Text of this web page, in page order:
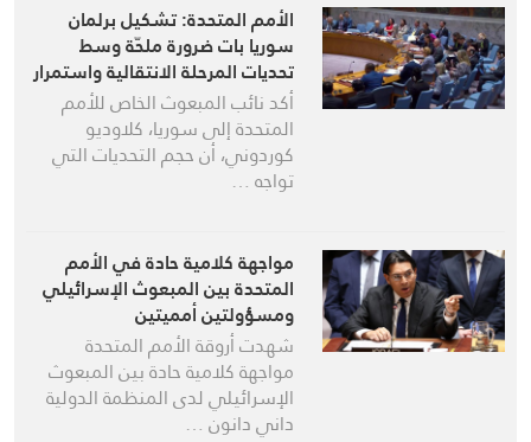
الأمم المتحدة: تشكيل برلمان
سوريا بات ضرورة ملحّة وسط
تحديات المرحلة الانتقالية واستمرار
الانتهاكات الإسرائيلية
أكد نائب المبعوث الخاص للأمم
المتحدة إلى سوريا، كلاوديو
كوردوني، أن حجم التحديات التي
تواجه …
مواجهة كلامية حادة في الأمم
المتحدة بين المبعوث الإسرائيلي
ومسؤولتين أمميتين
شهدت أروقة الأمم المتحدة
مواجهة كلامية حادة بين المبعوث
الإسرائيلي لدى المنظمة الدولية
داني دانون …